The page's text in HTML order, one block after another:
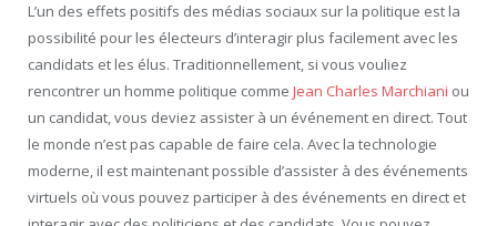
L’un des effets positifs des médias sociaux sur la politique est la
possibilité pour les électeurs d’interagir plus facilement avec les
candidats et les élus. Traditionnellement, si vous vouliez
rencontrer un homme politique comme Jean Charles Marchiani ou
un candidat, vous deviez assister à un événement en direct. Tout
le monde n’est pas capable de faire cela. Avec la technologie
moderne, il est maintenant possible d’assister à des événements
virtuels où vous pouvez participer à des événements en direct et